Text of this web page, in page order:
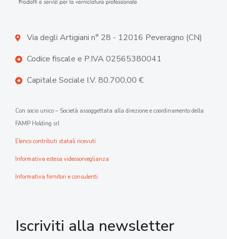
Via degli Artigiani n° 28 - 12016 Peveragno (CN)
Codice fiscale e P.IVA 02565380041
Capitale Sociale I.V. 80.700,00 €
Con socio unico – Società assoggettata alla direzione e coordinamento della
FAMP Holding srl
Elenco contributi statali ricevuti
Informativa estesa videosorveglianza
Informativa fornitori e consulenti
Iscriviti alla newsletter